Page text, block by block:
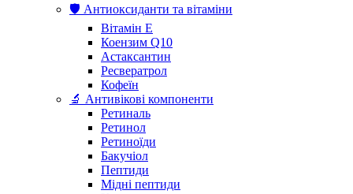
🛡️ Антиоксиданти та вітаміни
Вітамін Е
Коензим Q10
Астаксантин
Ресвератрол
Кофеїн
🔬 Антивікові компоненти
Ретиналь
Ретинол
Ретиноїди
Бакучіол
Пептиди
Мідні пептиди